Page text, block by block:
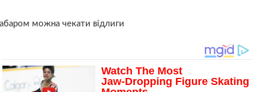
можна чекати відлиги